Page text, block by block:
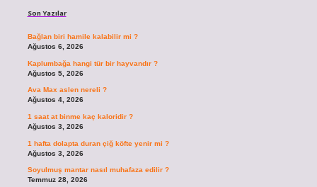
Son Yazılar
Bağlan biri hamile kalabilir mi ?
Ağustos 6, 2026
Kaplumbağa hangi tür bir hayvandır ?
Ağustos 5, 2026
Ava Max aslen nereli ?
Ağustos 4, 2026
1 saat at binme kaç kaloridir ?
Ağustos 3, 2026
1 hafta dolapta duran çiğ köfte yenir mi ?
Ağustos 3, 2026
Soyulmuş mantar nasıl muhafaza edilir ?
Temmuz 28, 2026